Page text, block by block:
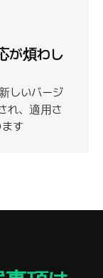
が煩わし
しいバージ
れ、適用さ
す